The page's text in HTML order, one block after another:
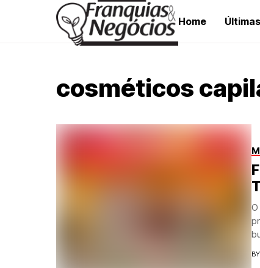
Home
cosméticos
BY